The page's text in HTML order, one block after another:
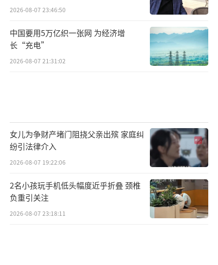
2026-08-07 23:46:50
中国要用5万亿织一张网 为经济增
长“充电”
2026-08-07 21:31:02
女儿为争财产堵门阻挠父亲出殡 家庭纠
纷引法律介入
2026-08-07 19:22:06
2名小孩玩手机低头幅度近乎折叠 颈椎
负重引关注
2026-08-07 23:18:11